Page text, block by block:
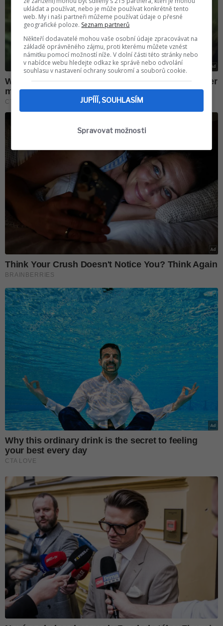
ukládat a používat, nebo je může používat konkrétně tento
web. My i naši partneři můžeme používat údaje o přesné
geografické poloze. Seznam partnerů
Někteří dodavatelé mohou vaše osobní údaje zpracovávat na
základě oprávněného zájmu, proti kterému můžete vznést
námitku pomocí možností níže. V dolní části této stránky nebo
v nabídce webu hledejte odkaz ke správě nebo odvolání
souhlasu v nastavení ochrany soukromí a souborů cookie.
JUPÍÍÍ, SOUHLASÍM
Spravovat možnosti